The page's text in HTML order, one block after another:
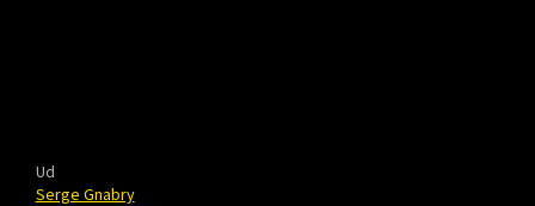
Ud
Serge Gnabry